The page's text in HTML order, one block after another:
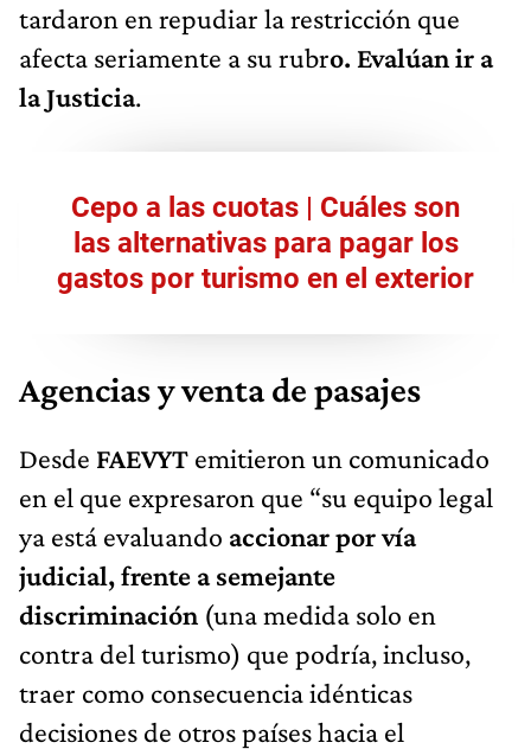
tardaron en repudiar la restricción que
afecta seriamente a su rubro. Evalúan ir a
la Justicia.
Cepo a las cuotas | Cuáles son
las alternativas para pagar los
gastos por turismo en el exterior
Agencias y venta de pasajes
Desde FAEVYT emitieron un comunicado
en el que expresaron que “su equipo legal
ya está evaluando accionar por vía
judicial, frente a semejante
discriminación (una medida solo en
contra del turismo) que podría, incluso,
traer como consecuencia idénticas
decisiones de otros países hacia el